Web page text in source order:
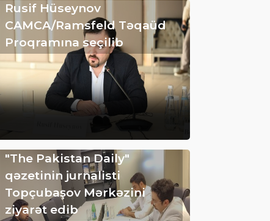
Rusif Hüseynov
CAMCA/Ramsfeld Təqaüd
Proqramına seçilib
"The Pakistan Daily"
qəzetinin jurnalisti
Topçubaşov Mərkəzini
ziyarət edib